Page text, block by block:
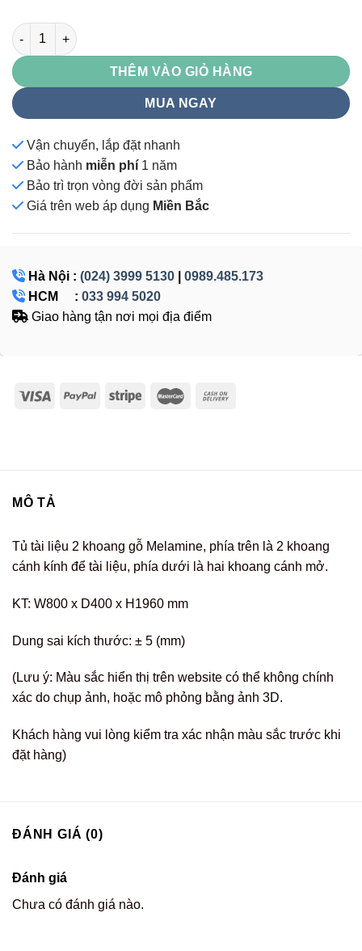
HP1960KG số lượng
THÊM VÀO GIỎ HÀNG
MUA NGAY
Vận chuyển, lắp đặt nhanh
Bảo hành miễn phí 1 năm
Bảo trì trọn vòng đời sản phẩm
Giá trên web áp dụng Miền Bắc
Hà Nội : (024) 3999 5130
0989.485.173
HCM : 033 994 5020
Giao hàng tận nơi mọi địa điểm
MÔ TẢ
Tủ tài liệu 2 khoang gỗ Melamine, phía trên là 2 khoang
cánh kính để tài liệu, phía dưới là hai khoang cánh mở.
KT: W800 x D400 x H1960 mm
Dung sai kích thước: ± 5 (mm)
(Lưu ý: Màu sắc hiển thị trên website có thể không chính
xác do chụp ảnh, hoặc mô phỏng bằng ảnh 3D.
Khách hàng vui lòng kiểm tra xác nhận màu sắc trước khi
đặt hàng)
ĐÁNH GIÁ (0)
Đánh giá
Chưa có đánh giá nào.